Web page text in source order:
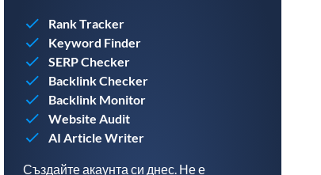
Rank Tracker
Keyword Finder
SERP Checker
Backlink Checker
Backlink Monitor
Website Audit
AI Article Writer
Създайте акаунта си днес. Не е